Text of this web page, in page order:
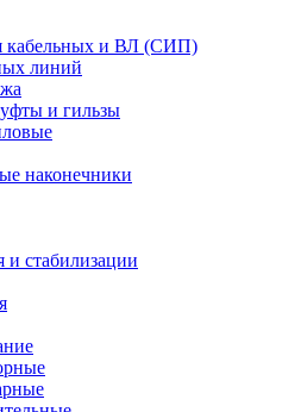
кабельных и ВЛ (СИП)
линий
и гильзы
наконечники
и стабилизации